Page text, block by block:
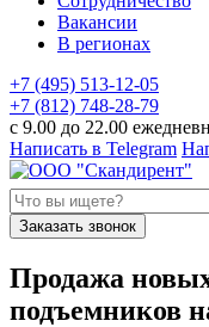
Вакансии
В регионах
+7 (495) 513-12-05
+7 (812) 748-28-79
с 9.00 до 22.00
Написать в Telegram
Заказать звонок
Продажа
подъемников